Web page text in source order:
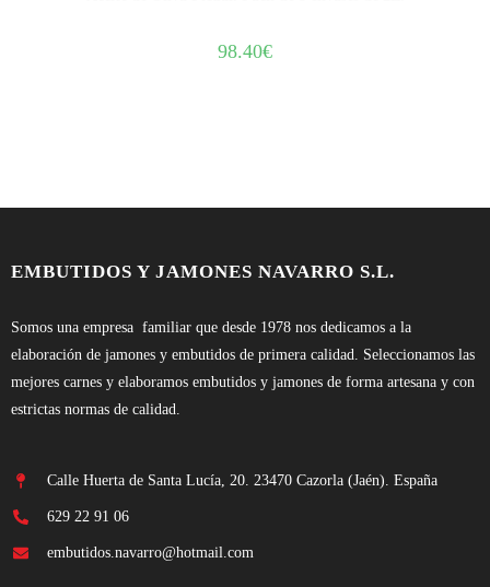
98.40€
EMBUTIDOS Y JAMONES NAVARRO S.L.
Somos una empresa familiar que desde 1978 nos dedicamos a la
elaboración de jamones y embutidos de primera calidad. Seleccionamos las
mejores carnes y elaboramos embutidos y jamones de forma artesana y con
estrictas normas de calidad.
Calle Huerta de Santa Lucía, 20. 23470 Cazorla (Jaén). España
629 22 91 06
embutidos.navarro@hotmail.com